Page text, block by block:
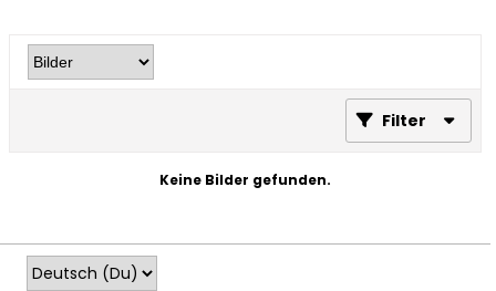
Filter
Keine Bilder gefunden.